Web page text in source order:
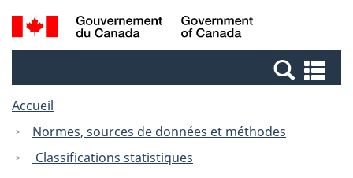
Passer
au
Passer
à
Canada
Recherche
et
et
Accueil
Normes, sources de données et méthodes
Classifications statistiques